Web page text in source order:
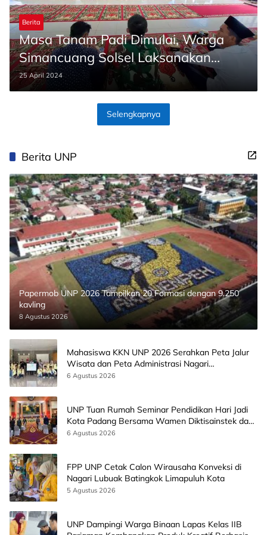
Berita
Masa Tanam Padi Dimulai, Warga
Simancuang Solsel Laksanakan
‘Mambantai Kabau Nan Gadang’
25 April 2024
Selengkapnya
Berita UNP
Papermob UNP 2026 Tampilkan 20 Formasi dengan 9.250
kavling
8 Agustus 2026
Mahasiswa KKN UNP 2026 Serahkan Peta Jalur
Wisata dan Peta Administrasi Nagari
Paninggahan
6 Agustus 2026
UNP Tuan Rumah Seminar Pendidikan Hari Jadi
Kota Padang Bersama Wamen Diktisainstek dan
CEO EMGS Malaysia
6 Agustus 2026
FPP UNP Cetak Calon Wirausaha Konveksi di
Nagari Lubuak Batingkok Limapuluh Kota
5 Agustus 2026
UNP Dampingi Warga Binaan Lapas Kelas IIB